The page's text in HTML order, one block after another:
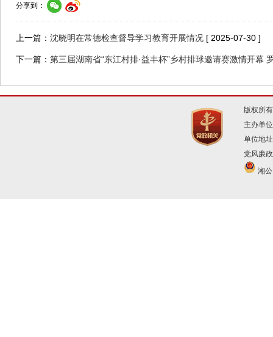
分享到：
上一篇： 沈晓明在常德检查督导学习教育开展情况 [ 2025-07-30 ]
下一篇： 第三届湖南省“东江村排·益丰杯”乡村排球邀请赛激情开幕
版权所
主办单
单位地
党风廉
湘